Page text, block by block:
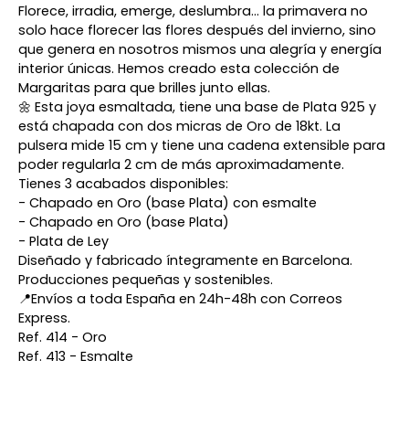
Florece, irradia, emerge, deslumbra... la primavera no
solo hace florecer las flores después del invierno, sino
que genera en nosotros mismos una alegría y energía
interior únicas. Hemos creado esta colección de
Margaritas para que brilles junto ellas.
🌼 Esta joya esmaltada, tiene una base de Plata 925 y
está chapada con dos micras de Oro de 18kt. La
pulsera mide 15 cm y tiene una cadena extensible para
poder regularla 2 cm de más aproximadamente.
Tienes 3 acabados disponibles:
- Chapado en Oro (base Plata) con esmalte
- Chapado en Oro (base Plata)
- Plata de Ley
Diseñado y fabricado íntegramente en Barcelona.
Producciones pequeñas y sostenibles.
📍Envíos a toda España en 24h-48h con Correos
Express.
Ref. 414 - Oro
Ref. 413 - Esmalte